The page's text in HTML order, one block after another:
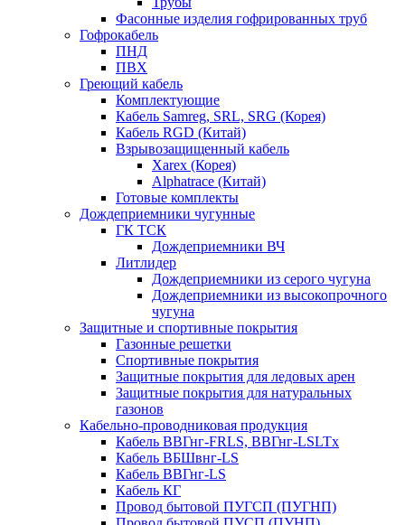
Фасонные изделия гофрированных труб
Гофрокабель
ПНД
ПВХ
Греющий кабель
Комплектующие
Кабель Samreg, SRL, SRG (Корея)
Кабель RGD (Китай)
Взрывозащищенный кабель
Xarex (Корея)
Alphatrace (Китай)
Готовые комплекты
Дождеприемники чугунные
ГК ТСК
Дождеприемники ВЧ
Литлидер
Дождеприемники из серого чугуна
Дождеприемники из высокопрочного
чугуна
Защитные и спортивные покрытия
Газонные решетки
Спортивные покрытия
Защитные покрытия для ледовых арен
Защитные покрытия для натуральных
газонов
Кабельно-проводниковая продукция
Кабель ВВГнг-FRLS, ВВГнг-LSLTx
Кабель ВБШвнг-LS
Кабель ВВГнг-LS
Кабель КГ
Провод бытовой ПУГСП (ПУГНП)